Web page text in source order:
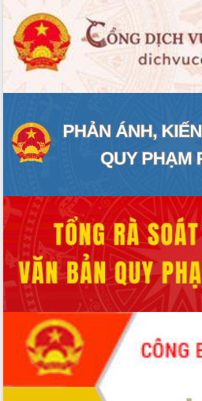
VĂN BẢN HĐND TỈNH
ĐIỂM TIN VĂN BẢN